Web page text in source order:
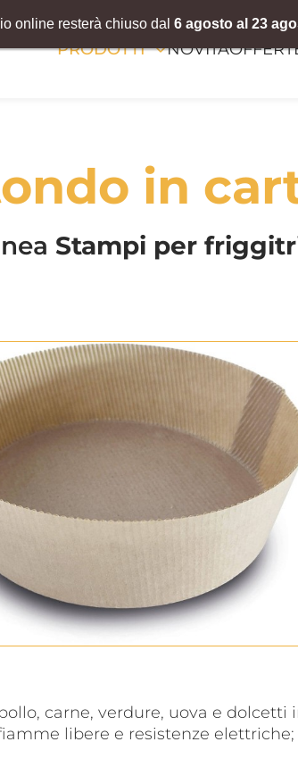
PRODOTTI NOVITÀ
in
Stampi per
carne, verdure, uova e
libere e resistenze
online resterà chiuso dal 6 agosto al 23